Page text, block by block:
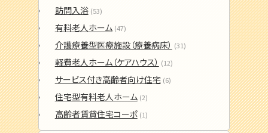
訪問入浴 (53)
有料老人ホーム (47)
介護療養型医療施設（療養病床） (31)
軽費老人ホーム（ケアハウス） (12)
サービス付き高齢者向け住宅 (6)
住宅型有料老人ホーム (2)
高齢者賃貸住宅コーポ (1)